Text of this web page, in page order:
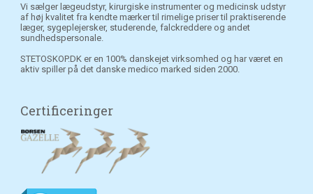
Vi sælger lægeudstyr, kirurgiske instrumenter og medicinsk udstyr
af høj kvalitet fra kendte mærker til rimelige priser til praktiserende
læger, sygeplejersker, studerende, falckreddere og andet
sundhedspersonale.
STETOSKOP.DK er en 100% danskejet virksomhed og har været en
aktiv spiller på det danske medico marked siden 2000.
Certificeringer